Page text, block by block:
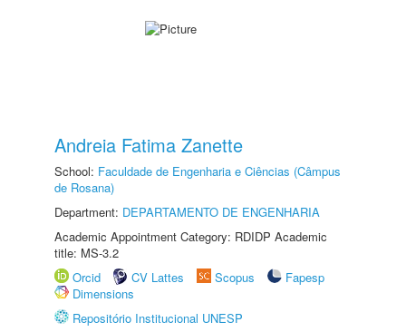
Andreia Fatima Zanette
School: Faculdade de Engenharia e Ciências (Câmpus
de Rosana)
Department: DEPARTAMENTO DE ENGENHARIA
Academic Appointment Category: RDIDP Academic
title: MS-3.2
Orcid
CV Lattes Scopus
Fapesp
Dimensions
Repositório Institucional UNESP